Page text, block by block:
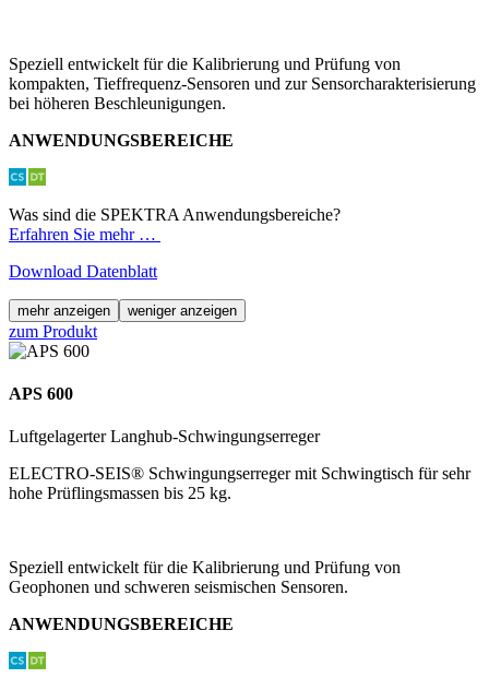
Speziell entwickelt für die Kalibrierung und Prüfung von
kompakten, Tieffrequenz-Sensoren und zur Sensorcharakterisierung
bei höheren Beschleunigungen.
ANWENDUNGSBEREICHE
Was sind die SPEKTRA Anwendungsbereiche?
Erfahren Sie mehr …
Download Datenblatt
mehr anzeigen weniger anzeigen
zum Produkt
APS 600
Luftgelagerter Langhub-Schwingungserreger
ELECTRO-SEIS® Schwingungserreger mit Schwingtisch für sehr
hohe Prüflingsmassen bis 25 kg.
Speziell entwickelt für die Kalibrierung und Prüfung von
Geophonen und schweren seismischen Sensoren.
ANWENDUNGSBEREICHE